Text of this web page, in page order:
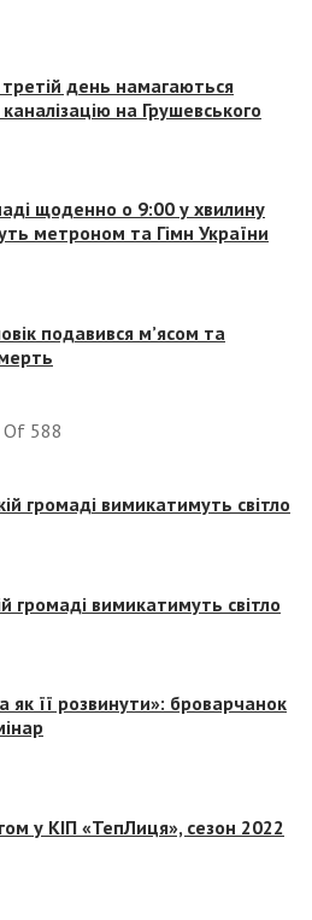
день намагаються
на Грушевського
щоденно о 9:00 у хвилину
метроном та Гімн України
подавився м’ясом та
Of 588
громаді вимикатимуть світло
громаді вимикатимуть світло
як її розвинути»: броварчанок
у КІП «ТепЛиця», сезон 2022